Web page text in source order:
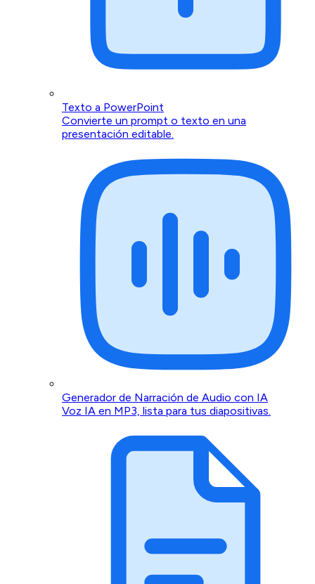
Texto a PowerPoint
Convierte un prompt o texto en una
presentación editable.
Generador de Narración de Audio con IA
Voz IA en MP3, lista para tus diapositivas.